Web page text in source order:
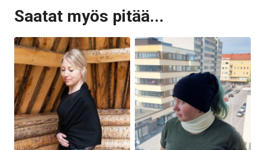
Saatat myös pitää...